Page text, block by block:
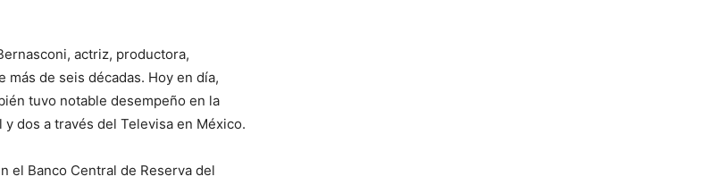
actriz, productora,
de seis décadas. Hoy en día,
tuvo notable desempeño en la
dos a través del Televisa en México.
el Banco Central de Reserva del